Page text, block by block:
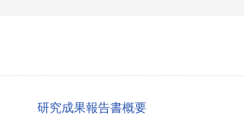
研究成果報告書概要